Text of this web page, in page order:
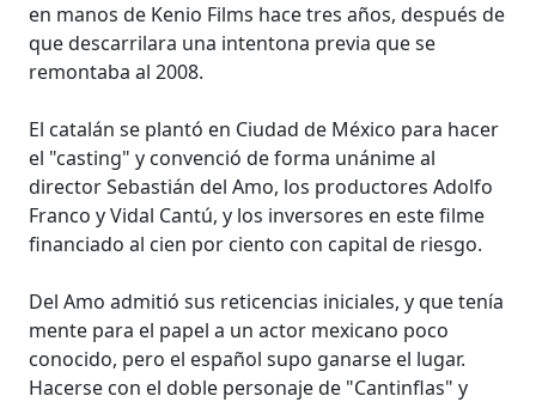
en manos de Kenio Films hace tres años, después de
que descarrilara una intentona previa que se
remontaba al 2008.
El catalán se plantó en Ciudad de México para hacer
el "casting" y convenció de forma unánime al
director Sebastián del Amo, los productores Adolfo
Franco y Vidal Cantú, y los inversores en este filme
financiado al cien por ciento con capital de riesgo.
Del Amo admitió sus reticencias iniciales, y que tenía
mente para el papel a un actor mexicano poco
conocido, pero el español supo ganarse el lugar.
Hacerse con el doble personaje de "Cantinflas" y